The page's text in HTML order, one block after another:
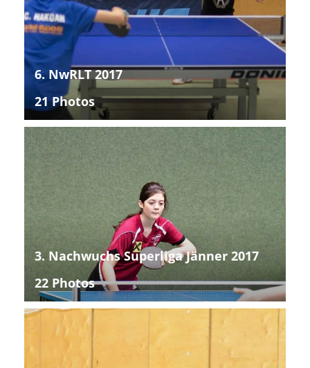
6. NwRLT 2017
21 Photos
3. Nachwuchs Superliga Jänner 2017
22 Photos